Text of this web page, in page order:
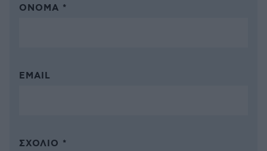
ΌΝΟΜΑ *
EMAIL
ΣΧΌΛΙΟ *